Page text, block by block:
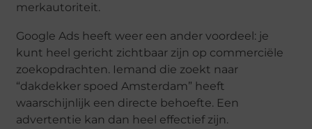
merkautoriteit.
Google Ads heeft weer een ander voordeel: je
kunt heel gericht zichtbaar zijn op commerciële
zoekopdrachten. Iemand die zoekt naar
“dakdekker spoed Amsterdam” heeft
waarschijnlijk een directe behoefte. Een
advertentie kan dan heel effectief zijn.